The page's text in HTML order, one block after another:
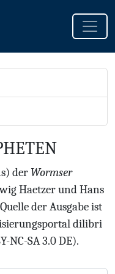
der Wormser
Haetzer und Hans
der Ausgabe ist
dilibri
NC-SA 3.0 DE).